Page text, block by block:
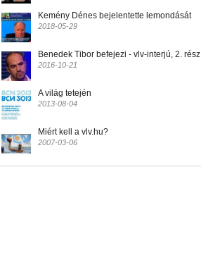
Kemény Dénes bejelentette lemondását
2018-05-29
Benedek Tibor befejezi - vlv-interjú, 2. rész
2016-10-21
A világ tetején
2013-08-04
Miért kell a vlv.hu?
2007-03-06